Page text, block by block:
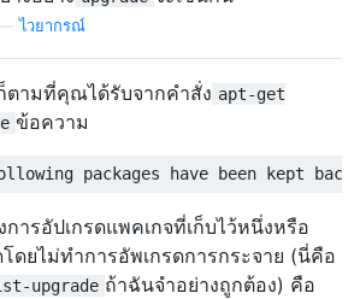
—ไวยากรณ์
ตามที่คุณได้รับจากคำสั่ง apt-get
ข้อความ
การอัปเกรดแพคเกจที่เก็บไว้หนึ่งหรือ
ดยไม่ทำการอัพเกรดการกระจาย (นี่คือ
upgrade ถ้าฉันจำอย่างถูกต้อง) คือ